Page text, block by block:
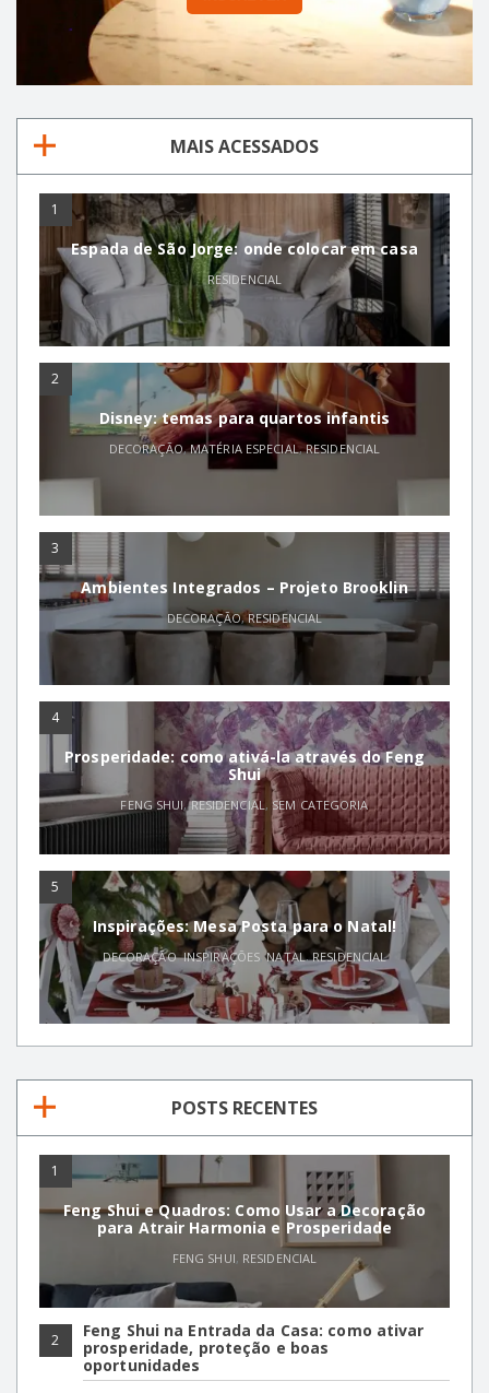
MAIS ACESSADOS
1
Espada de São Jorge: onde colocar em casa
RESIDENCIAL
2
Disney: temas para quartos infantis
DECORAÇÃO,MATÉRIA ESPECIAL,RESIDENCIAL
3
Ambientes Integrados – Projeto Brooklin
DECORAÇÃO,RESIDENCIAL
4
Prosperidade: como ativá-la através do Feng
Shui
FENG SHUI,RESIDENCIAL ,SEM CATEGORIA
5
Inspirações: Mesa Posta para o Natal!
DECORAÇÃO,INSPIRAÇÕES ,NATAL,RESIDENCIAL
POSTS RECENTES
1
Feng Shui e Quadros: Como Usar a Decoração
para Atrair Harmonia e Prosperidade
FENG SHUI, RESIDENCIAL
2
Feng Shui na Entrada da Casa: como ativar
prosperidade, proteção e boas
oportunidades